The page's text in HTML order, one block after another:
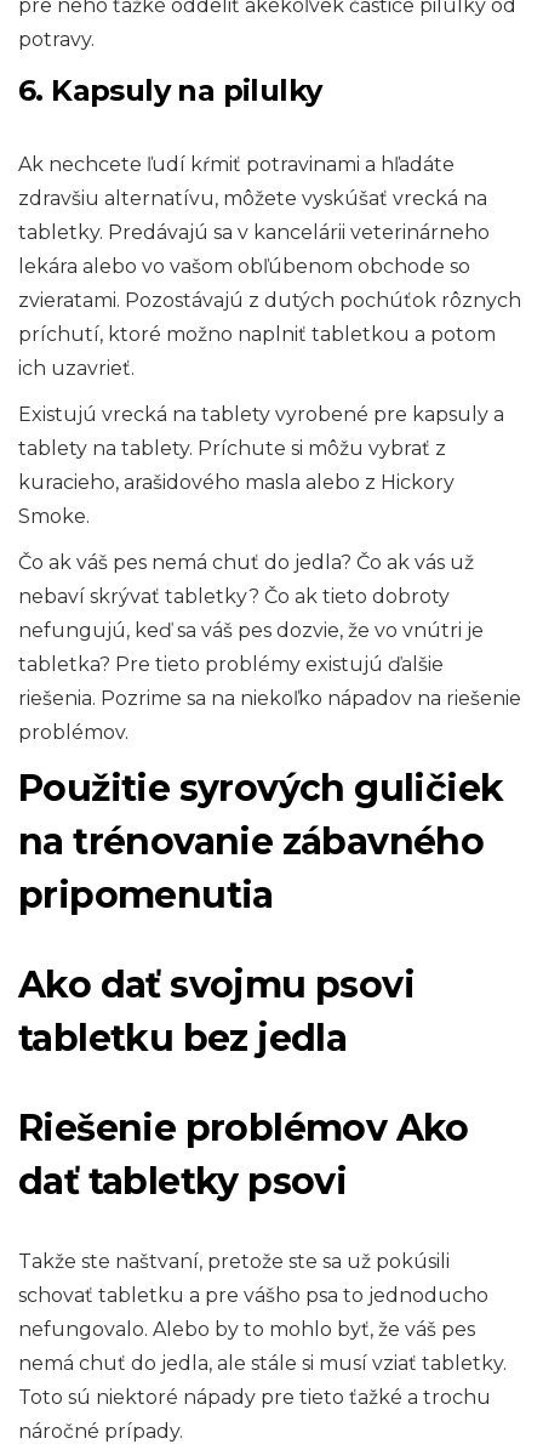
pre neho ťažké oddeliť akékoľvek častice pilulky od
potravy.
6. Kapsuly na pilulky
Ak nechcete ľudí kŕmiť potravinami a hľadáte
zdravšiu alternatívu, môžete vyskúšať vrecká na
tabletky. Predávajú sa v kancelárii veterinárneho
lekára alebo vo vašom obľúbenom obchode so
zvieratami. Pozostávajú z dutých pochúťok rôznych
príchutí, ktoré možno naplniť tabletkou a potom
ich uzavrieť.
Existujú vrecká na tablety vyrobené pre kapsuly a
tablety na tablety. Príchute si môžu vybrať z
kuracieho, arašidového masla alebo z Hickory
Smoke.
Čo ak váš pes nemá chuť do jedla? Čo ak vás už
nebaví skrývať tabletky? Čo ak tieto dobroty
nefungujú, keď sa váš pes dozvie, že vo vnútri je
tabletka? Pre tieto problémy existujú ďalšie
riešenia. Pozrime sa na niekoľko nápadov na riešenie
problémov.
Použitie syrových guličiek
na trénovanie zábavného
pripomenutia
Ako dať svojmu psovi
tabletku bez jedla
Riešenie problémov Ako
dať tabletky psovi
Takže ste naštvaní, pretože ste sa už pokúsili
schovať tabletku a pre vášho psa to jednoducho
nefungovalo. Alebo by to mohlo byť, že váš pes
nemá chuť do jedla, ale stále si musí vziať tabletky.
Toto sú niektoré nápady pre tieto ťažké a trochu
náročné prípady.